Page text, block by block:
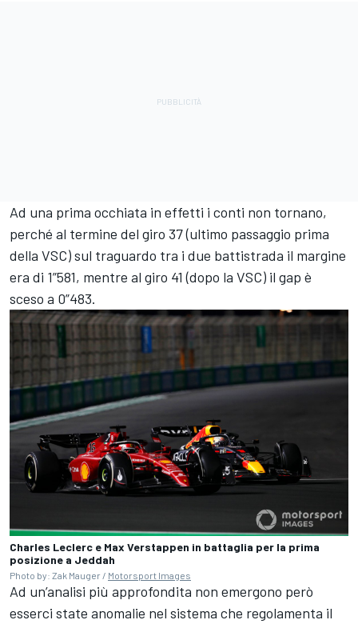
Ad una prima occhiata in effetti i conti non tornano,
perché al termine del giro 37 (ultimo passaggio prima
della VSC) sul traguardo tra i due battistrada il margine
era di 1”581, mentre al giro 41 (dopo la VSC) il gap è
sceso a 0”483.
Charles Leclerc e Max Verstappen in battaglia per la prima
posizione a Jeddah
Photo by: Zak Mauger / Motorsport Images
Ad un’analisi più approfondita non emergono però
esserci state anomalie nel sistema che regolamenta il